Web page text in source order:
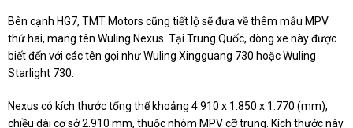
Bên cạnh HG7, TMT Motors cũng tiết lộ sẽ đưa về thêm mẫu MPV
thứ hai, mang tên Wuling Nexus. Tại Trung Quốc, dòng xe này được
biết đến với các tên gọi như Wuling Xingguang 730 hoặc Wuling
Starlight 730.
Nexus có kích thước tổng thể khoảng 4.910 x 1.850 x 1.770 (mm),
chiều dài cơ sở 2.910 mm, thuộc nhóm MPV cỡ trung. Kích thước này